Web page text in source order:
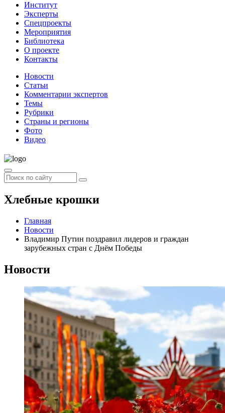
Институт
Эксперты
Спецпроекты
Мероприятия
Библиотека
О проекте
Контакты
Новости
Статьи
Комментарии экспертов
Темы
Рубрики
Страны и регионы
Фото
Видео
Хлебные крошки
Главная
Новости
Владимир Путин поздравил лидеров и граждан
зарубежных стран с Днём Победы
Новости